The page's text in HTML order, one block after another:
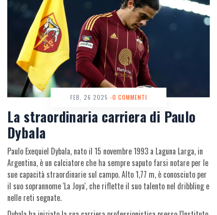
FEB, 26 2025 -0 COMMENTI
La straordinaria carriera di Paulo
Dybala
Paulo Exequiel Dybala, nato il 15 novembre 1993 a Laguna Larga, in
Argentina, è un calciatore che ha sempre saputo farsi notare per le
sue capacità straordinarie sul campo. Alto 1,77 m, è conosciuto per
il suo soprannome 'La Joya', che riflette il suo talento nel dribbling e
nelle reti segnate.